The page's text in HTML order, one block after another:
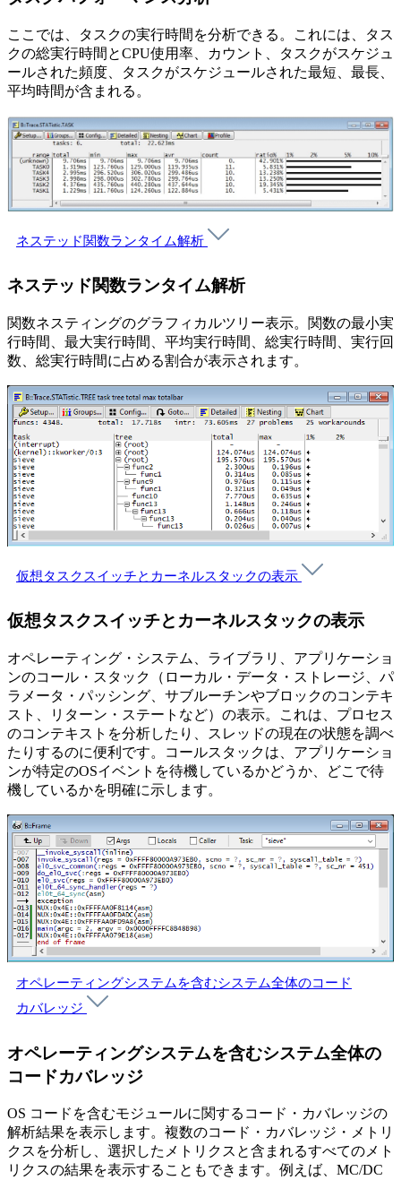
ここでは、タスクの実行時間を分析できる。これには、タス
クの総実行時間とCPU使用率、カウント、タスクがスケジュ
ールされた頻度、タスクがスケジュールされた最短、最長、
平均時間が含まれる。
ネステッド関数ランタイム解析
ネステッド関数ランタイム解析
関数ネスティングのグラフィカルツリー表示。関数の最小実
行時間、最大実行時間、平均実行時間、総実行時間、実行回
数、総実行時間に占める割合が表示されます。
仮想タスクスイッチとカーネルスタックの表示
仮想タスクスイッチとカーネルスタックの表示
オペレーティング・システム、ライブラリ、アプリケーショ
ンのコール・スタック（ローカル・データ・ストレージ、パ
ラメータ・パッシング、サブルーチンやブロックのコンテキ
スト、リターン・ステートなど）の表示。これは、プロセス
のコンテキストを分析したり、スレッドの現在の状態を調べ
たりするのに便利です。コールスタックは、アプリケーショ
ンが特定のOSイベントを待機しているかどうか、どこで待
機しているかを明確に示します。
オペレーティングシステムを含むシステム全体のコード
カバレッジ
オペレーティングシステムを含むシステム全体の
コードカバレッジ
OS コードを含むモジュールに関するコード・カバレッジの
解析結果を表示します。複数のコード・カバレッジ・メトリ
クスを分析し、選択したメトリクスと含まれるすべてのメト
リクスの結果を表示することもできます。例えば、MC/DC